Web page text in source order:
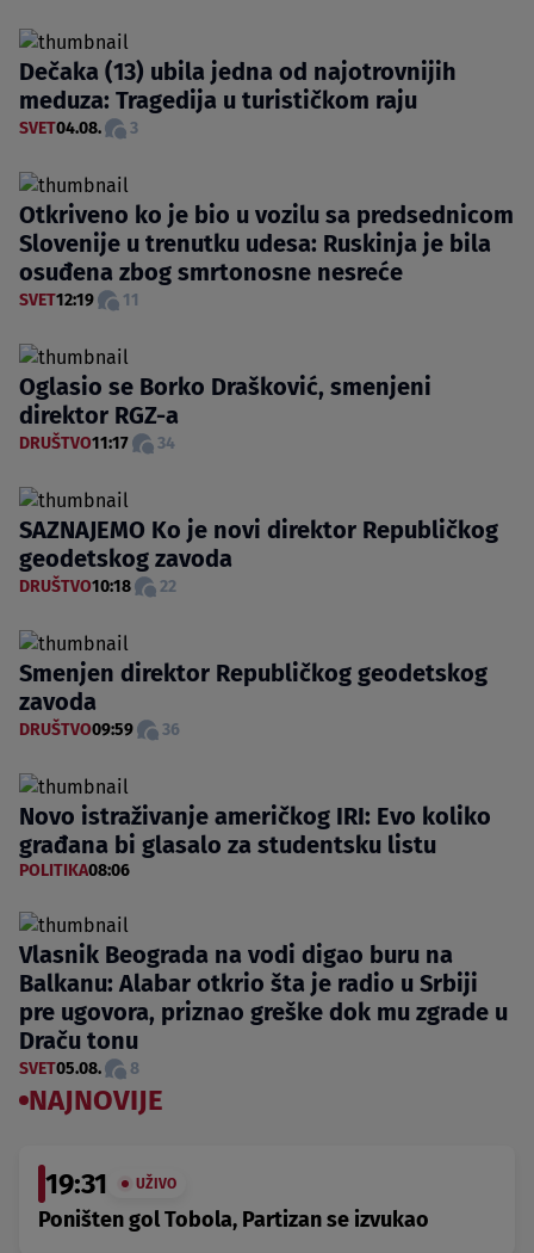
Dečaka (13) ubila jedna od najotrovnijih
meduza: Tragedija u turističkom raju
SVET04.08. 3
Otkriveno ko je bio u vozilu sa predsednicom
Slovenije u trenutku udesa: Ruskinja je bila
osuđena zbog smrtonosne nesreće
SVET12:19 11
Oglasio se Borko Drašković, smenjeni
direktor RGZ-a
DRUŠTVO11:17 34
SAZNAJEMO Ko je novi direktor Republičkog
geodetskog zavoda
DRUŠTVO10:18 22
Smenjen direktor Republičkog geodetskog
zavoda
DRUŠTVO09:59 36
Novo istraživanje američkog IRI: Evo koliko
građana bi glasalo za studentsku listu
POLITIKA08:06
Vlasnik Beograda na vodi digao buru na
Balkanu: Alabar otkrio šta je radio u Srbiji
pre ugovora, priznao greške dok mu zgrade u
Draču tonu
SVET05.08. 8
NAJNOVIJE
19:31 UŽIVO
Poništen gol Tobola, Partizan se izvukao